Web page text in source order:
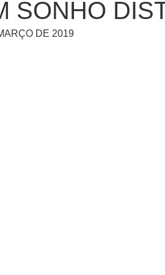
SONHO
DE 2019